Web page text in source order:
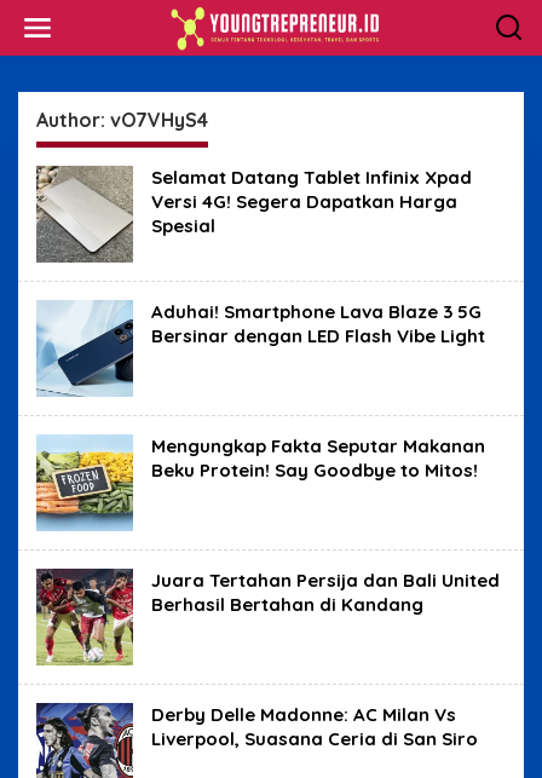
content
Author: vO7VHyS4
Selamat Datang Tablet Infinix Xpad
Versi 4G! Segera Dapatkan Harga
Spesial
Aduhai! Smartphone Lava Blaze 3 5G
Bersinar dengan LED Flash Vibe Light
Mengungkap Fakta Seputar Makanan
Beku Protein! Say Goodbye to Mitos!
Juara Tertahan Persija dan Bali United
Berhasil Bertahan di Kandang
Derby Delle Madonne: AC Milan Vs
Liverpool, Suasana Ceria di San Siro